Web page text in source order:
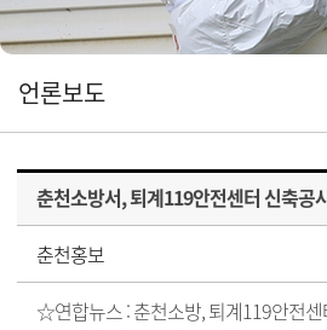
언론보도
춘천소방서, 퇴계119안전센터 신축공
춘천홍보
☆연합뉴스 :춘천소방, 퇴계119안전